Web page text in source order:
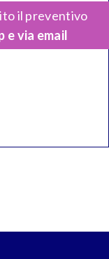
il preventivo
e via email